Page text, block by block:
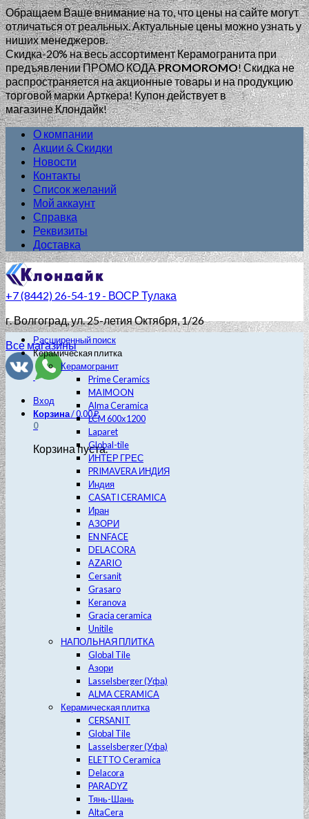
Обращаем Ваше внимание на то, что цены на сайте могут
отличаться от реальных. Актуальные цены можно узнать у
ниших менеджеров.
Скидка-20% на весь ассортимент Керамогранита при
предъявлении ПРОМО КОДАPROMOROMO!Скидка не
распространяется на акционные товары и на продукцию
торговой марки Арткера! Купон действует в
магазине Клондайк!
О компании
Акции & Скидки
Новости
Контакты
Список желаний
Мой аккаунт
Справка
Реквизиты
Доставка
+7 (8442) 26-54-19 - ВОСР Тулака
г. Волгоград, ул. 25-летия Октября, 1/26
Все магазины
Вход
Корзина/0.00₽
0
Корзина пуста.
Расширенный поиск
Керамическая плитка
Керамогранит
Prime Ceramics
MAIMOON
Alma Ceramica
LCM 600х1200
Laparet
Global-tile
ИНТЕР ГРЕС
PRIMAVERA ИНДИЯ
Индия
CASATI CERAMICA
Иран
АЗОРИ
EN NFACE
DELACORA
AZARIO
Cersanit
Grasaro
Keranova
Gracia ceramica
Unitile
НАПОЛЬНАЯ ПЛИТКА
Global Tile
Азори
Lasselsberger (Уфа)
ALMA CERAMICA
Керамическая плитка
CERSANIT
Global Tile
Lasselsberger (Уфа)
ELETTO Ceramica
Delacora
PARADYZ
Тянь-Шань
AltaCera